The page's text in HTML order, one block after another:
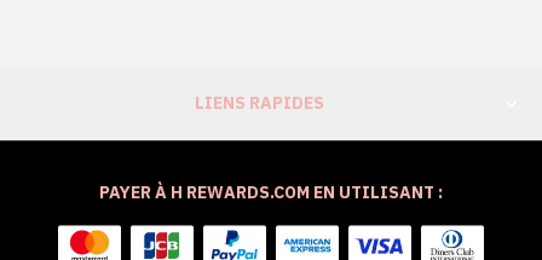
LIENS RAPIDES
PAYER À H REWARDS.COM EN UTILISANT :